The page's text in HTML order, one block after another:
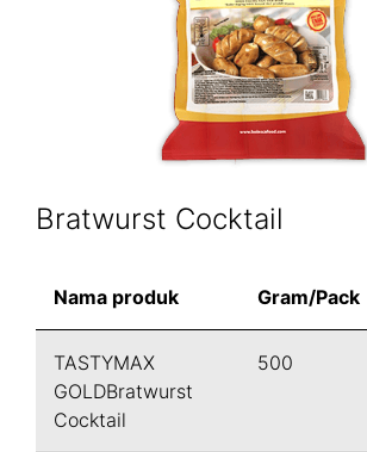
Bratwurst Cocktail
Nama produk Gram/Pack
TASTYMAX
GOLDBratwurst
Cocktail
500